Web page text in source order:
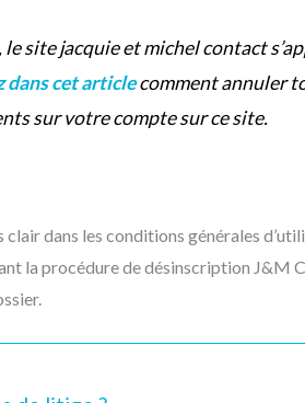
site jacquie et michel contact
dans cet articlecomment annuler
sur votre compte sur ce site.
dans les conditions générales
la procédure de désinscription J&M